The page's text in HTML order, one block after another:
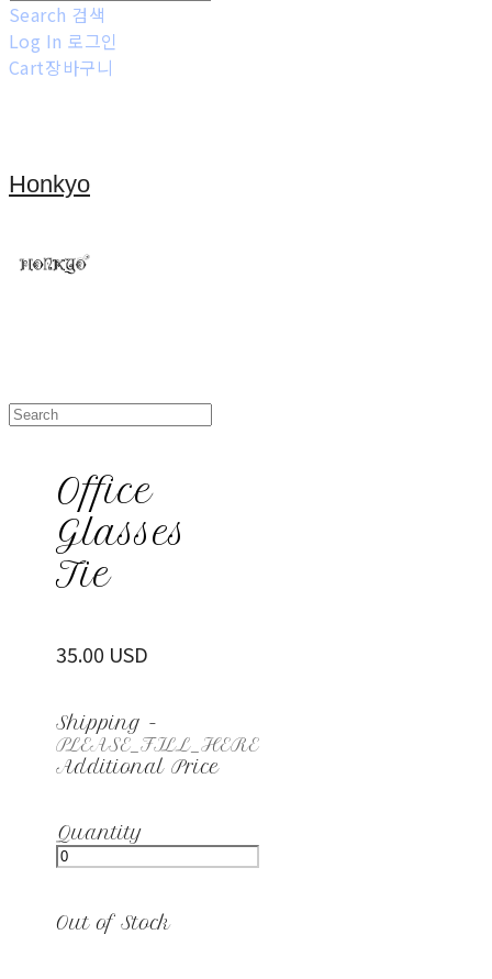
Search 검색
Log In 로그인
Cart장바구니
Honkyo
Office
Glasses
Tie
35.00 USD
Shipping -
PLEASE_FILL_HERE
Additional Price
Quantity
Out of Stock